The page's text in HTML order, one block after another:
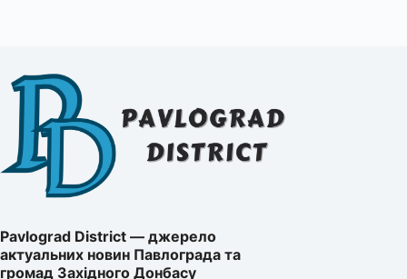
Pavlograd District — джерело
актуальних новин Павлограда та
громад Західного Донбасу